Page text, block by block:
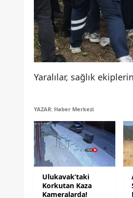
Yaralılar, sağlık
YAZAR: Haber Merkezi
Ulukavak’taki
Korkutan Kaza
Kameralarda!